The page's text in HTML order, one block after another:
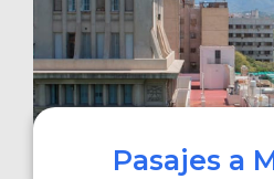
Pasajes a